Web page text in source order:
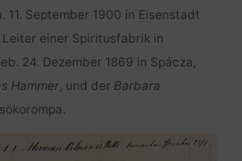
11. September 1900 in Eisenstadt
Leiter einer Spiritusfabrik in
24. Dezember 1869 in Spácza,
Hammer, und der Barbara